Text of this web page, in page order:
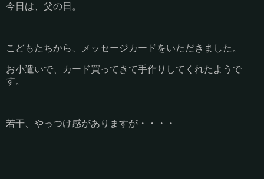
今日は、父の日。
こどもたちから、メッセージカードをいただきました。
お小遣いで、カード買ってきて手作りしてくれたようで
す。
若干、やっつけ感がありますが・・・・